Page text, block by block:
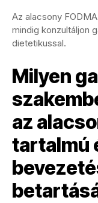
Az alacsony
mindig konzultáljon
dietetikussal.
Milyen
az
tartalmú